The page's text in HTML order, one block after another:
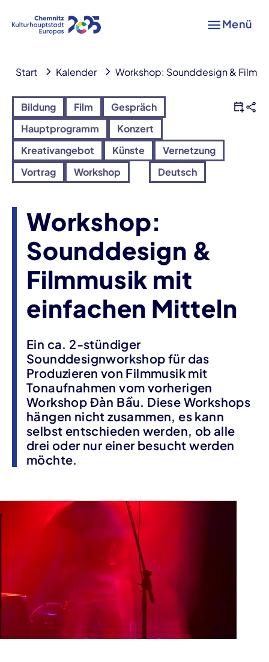
Menü
Start Kalender Workshop: Sounddesign &
Bildung Film
Gespräch
Hauptprogramm
Konzert
Kreativangebot
Künste
Vernetzung
Vortrag
Workshop Deutsch
Workshop:
Sounddesign &
Filmmusik mit
einfachen Mitteln
Ein ca. 2-stündiger
Sounddesignworkshop für das
Produzieren von Filmmusik mit
Tonaufnahmen vom vorherigen
Workshop Đàn Bầu. Diese Workshops
hängen nicht zusammen, es kann
selbst entschieden werden, ob alle
drei oder nur einer besucht werden
möchte.